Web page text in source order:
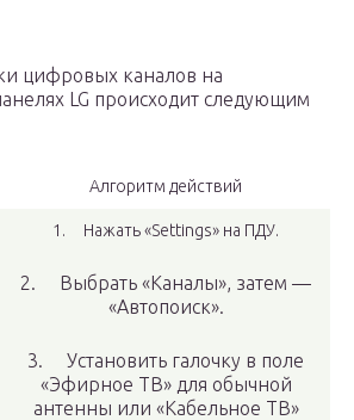
цифровых каналов на
LG происходит следующим
Алгоритм действий
1. Нажать «Settings» на ПДУ.
2. Выбрать «Каналы», затем —
«Автопоиск».
3. Установить галочку в поле
«Эфирное ТВ» для обычной
антенны или «Кабельное ТВ»